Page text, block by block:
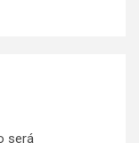
será